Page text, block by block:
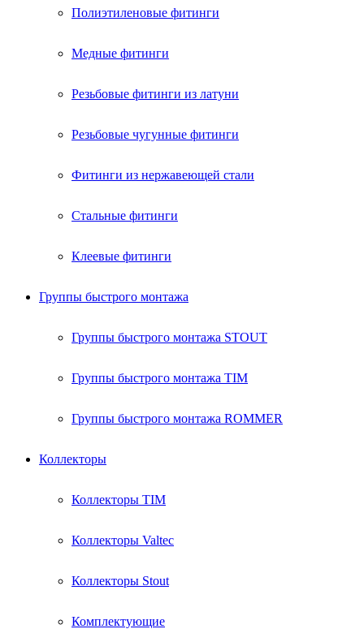
Полиэтиленовые фитинги
Медные фитинги
Резьбовые фитинги из латуни
Резьбовые чугунные фитинги
Фитинги из нержавеющей стали
Стальные фитинги
Клеевые фитинги
Группы быстрого монтажа
Группы быстрого монтажа STOUT
Группы быстрого монтажа TIM
Группы быстрого монтажа ROMMER
Коллекторы
Коллекторы TIM
Коллекторы Valtec
Коллекторы Stout
Комплектующие